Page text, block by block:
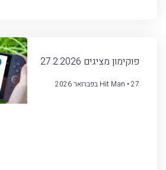
פוקימון מציגים 27.2.2026
Hit Man 27 בפברואר 2026